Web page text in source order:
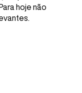
hoje não